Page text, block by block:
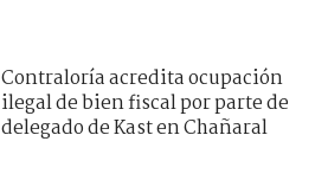
Contraloría acredita ocupación
ilegal de bien fiscal por parte de
delegado de Kast en Chañaral